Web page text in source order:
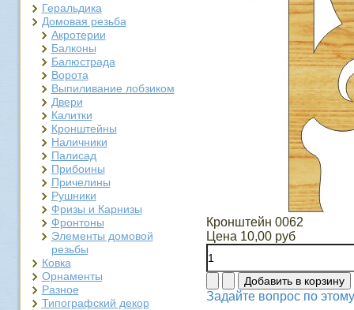
Геральдика
Домовая резьба
Акротерии
Балконы
Балюстрада
Ворота
Выпиливание лобзиком
Двери
Калитки
Кронштейны
Наличники
Палисад
Прибоины
Причелины
Рушники
Фризы и Карнизы
Фронтоны
Элементы домовой
резьбы
Ковка
Орнаменты
Разное
Типографский декор
Кронштейн 0062
Цена 10,00 руб
Задайте вопрос по